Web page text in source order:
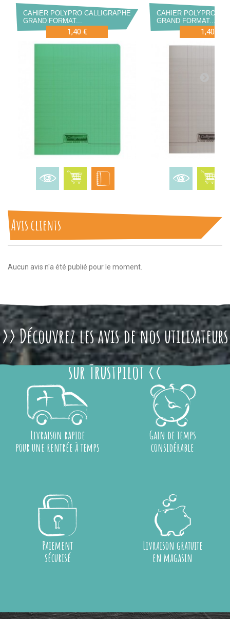
CAHIER POLYPRO CALLIGRAPHE
GRAND FORMAT...
1,40 €
CAHIER POLYPRO
GRAND FORMAT...
1,40 €
Avis clients
Aucun avis n'a été publié pour le moment.
>> Découvrez les avis de nos utilisateurs
sur Trustpilot <<
Livraison rapide
pour une rentrée à temps
Gain de temps
considérable
Paiement
sécurisé
Livraison gratuite
en magasin